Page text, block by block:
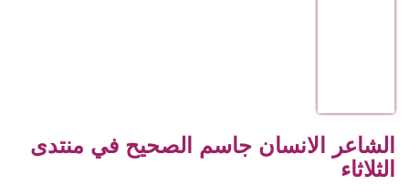
الشاعر الانسان جاسم الصحيح في منتدى
الثلاثاء